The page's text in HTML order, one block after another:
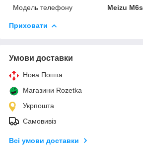
Модель телефону
Meizu M6s
Приховати
Умови доставки
Нова Пошта
Магазини Rozetka
Укрпошта
Самовивіз
Всі умови доставки